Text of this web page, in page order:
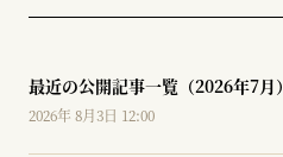
最近の公開記事一覧（2026年7月）
2026年 8月3日 12:00